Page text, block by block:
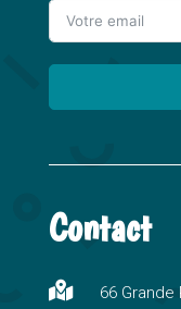
e
n
Contact

66 Grande